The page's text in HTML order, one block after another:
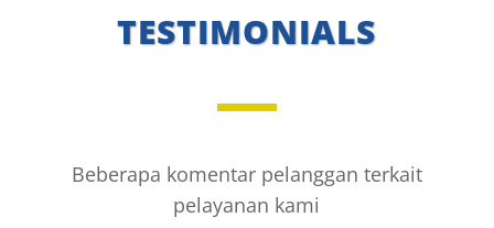
TESTIMONIALS
Beberapa komentar pelanggan terkait
pelayanan kami